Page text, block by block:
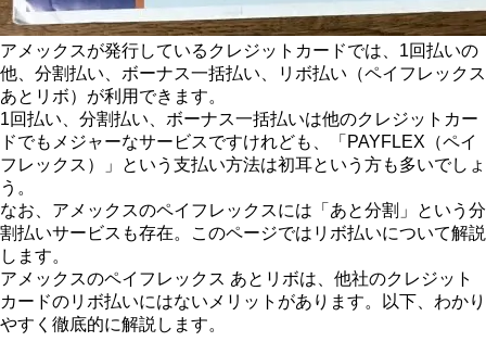
アメックスが発行しているクレジットカードでは、1回払いの
他、分割払い、ボーナス一括払い、リボ払い（ペイフレックス
あとリボ）が利用できます。
1回払い、分割払い、ボーナス一括払いは他のクレジットカー
ドでもメジャーなサービスですけれども、「PAYFLEX（ペイ
フレックス）」という支払い方法は初耳という方も多いでしょ
う。
なお、アメックスのペイフレックスには「あと分割」という分
割払いサービスも存在。このページではリボ払いについて解説
します。
アメックスのペイフレックス あとリボは、他社のクレジット
カードのリボ払いにはないメリットがあります。以下、わかり
やすく徹底的に解説します。